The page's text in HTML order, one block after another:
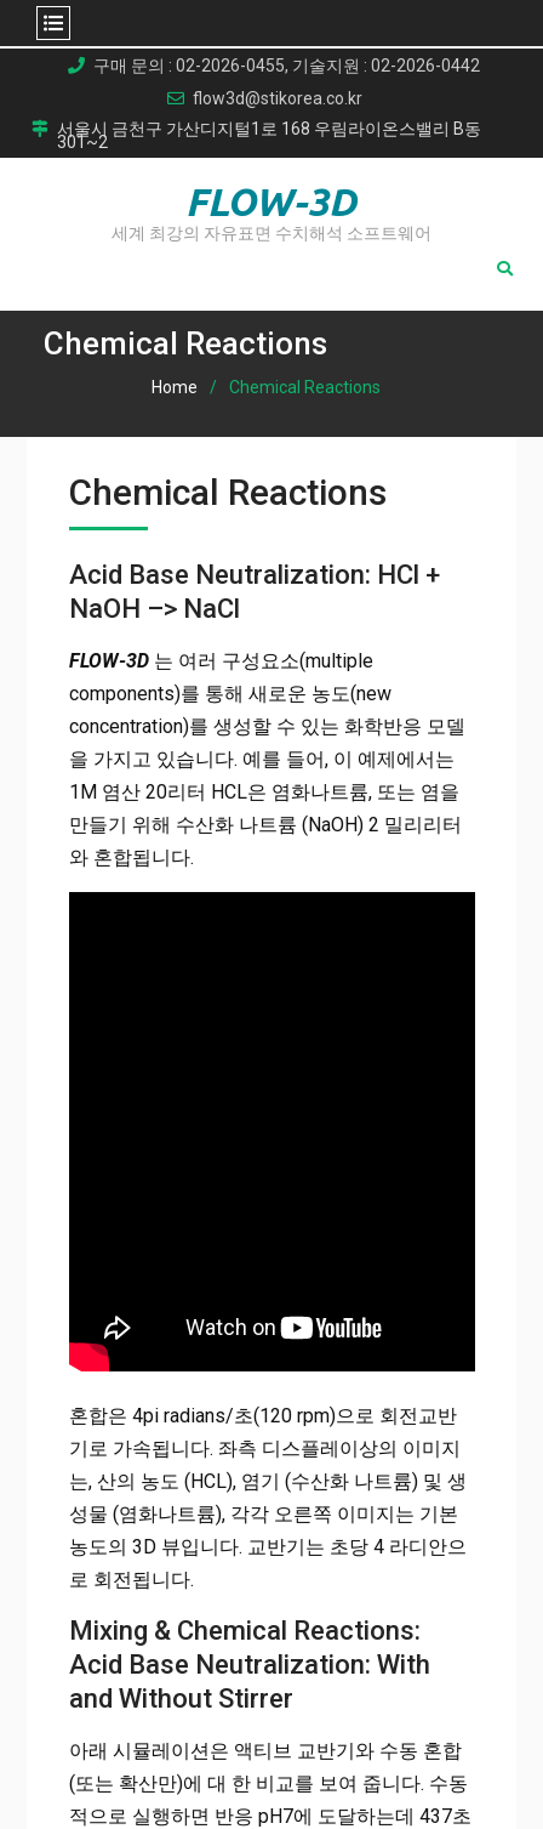
content
구매 문의 : 02-2026-0455, 기술지원 : 02-2026-0442
flow3d@stikorea.co.kr
서울시 금천구 가산디지털1로 168 우림라이온스밸리 B동
301~2
FLOW-3D
세계 최강의 자유표면 수치해석 소프트웨어
Chemical Reactions
Home Chemical Reactions
Chemical Reactions
Acid Base Neutralization: HCl +
NaOH –> NaCl
FLOW-3D는 여러 구성요소(multiple
components)를 통해 새로운 농도(new
concentration)를 생성할 수 있는 화학반응 모델
을 가지고 있습니다. 예를 들어, 이 예제에서는
1M 염산 20리터 HCL은 염화나트륨, 또는 염을
만들기 위해 수산화 나트륨 (NaOH) 2 밀리리터
와 혼합됩니다.
혼합은 4pi radians/초(120 rpm)으로 회전교반
기로 가속됩니다. 좌측 디스플레이상의 이미지
는, 산의 농도 (HCL), 염기 (수산화 나트륨) 및 생
성물 (염화나트륨), 각각 오른쪽 이미지는 기본
농도의 3D 뷰입니다. 교반기는 초당 4 라디안으
로 회전됩니다.
Mixing & Chemical Reactions:
Acid Base Neutralization: With
and Without Stirrer
아래 시뮬레이션은 액티브 교반기와 수동 혼합
(또는 확산만)에 대 한 비교를 보여 줍니다. 수동
적으로 실행하면 반응 pH7에 도달하는데 437초